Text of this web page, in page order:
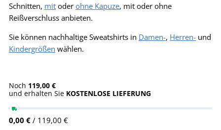
Schnitten, mit oder ohne Kapuze, mit oder ohne
Reißverschluss anbieten.
Sie können nachhaltige Sweatshirts in Damen-, Herren- und
Kindergrößen wählen.
Noch 119,00 €
und erhalten Sie KOSTENLOSE LIEFERUNG
0,00 € / 119,00 €